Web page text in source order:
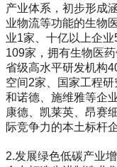
产业体系，初步形成
业物流等功能的生物
业1家、十亿以上企
109家，拥有生物医
省级高水平研发机构
空间2家、国家工程
和诺德、施维雅等企
康德、凯莱英、昂赛
际竞争力的本土标杆
2.发展绿色低碳产业